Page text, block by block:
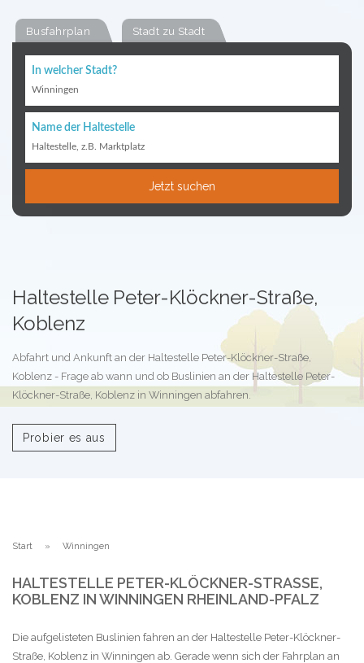
Busfahrplan Stadt zu Stadt
In welcher Stadt?
Winningen
Name der Haltestelle
Haltestelle, z.B. Marktplatz
Jetzt suchen
Haltestelle Peter-Klöckner-Straße,
Koblenz
Abfahrt und Ankunft an der Haltestelle Peter-Klöckner-Straße,
Koblenz - Frage ab wann und ob Buslinien an der Haltestelle Peter-
Klöckner-Straße, Koblenz in Winningen abfahren.
Probier es aus
Start Winningen
HALTESTELLE PETER-KLÖCKNER-STRASSE, K
OBLENZ IN WINNINGEN RHEINLAND-PFALZ
Die aufgelisteten Buslinien fahren an der Haltestelle Peter-Klöckner-
Straße, Koblenz in Winningen ab. Gerade wenn sich der Fahrplan an